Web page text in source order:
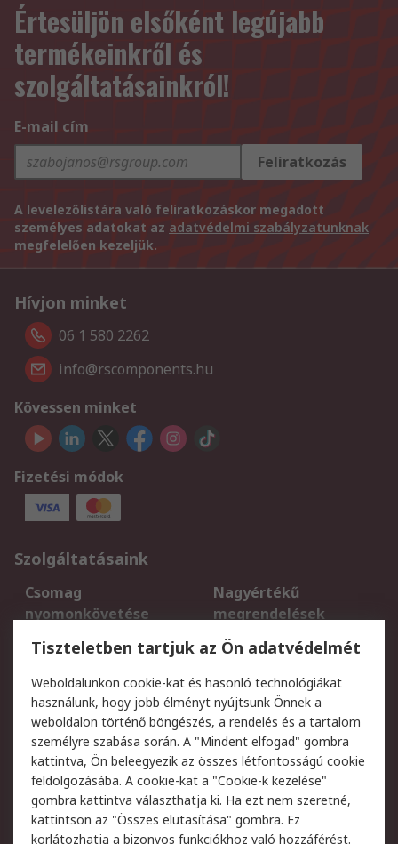
Értesüljön elsőként legújabb
termékeinkről és
szolgáltatásainkról!
E-mail cím
Feliratkozás
A levelezőlistára való feliratkozáskor megadott
személyes adatokat az adatvédelmi szabályzatunknak
megfelelően kezeljük.
Hívjon minket
06 1 580 2262
info@rscomponents.hu
Kövessen minket
Fizetési módok
Szolgáltatásaink
Csomag
nyomonkövetése
Nagyértékű
megrendelések
Regisztráció
Szállítás
Termékvisszaküldés
Szolgáltatások
Jogi
Adatvédelmi
szabályzat
Az RS értékesítési
feltételei
Cookie szabályzat
Email biztonság
Webhelyre vonatkozó
Weboldal felhasználói
Tiszteletben tartjuk az Ön adatvédelmét
Weboldalunkon cookie-kat és hasonló technológiákat
használunk, hogy jobb élményt nyújtsunk Önnek a
weboldalon történő böngészés, a rendelés és a tartalom
személyre szabása során. A "Mindent elfogad" gombra
kattintva, Ön beleegyezik az összes létfontosságú cookie
feldolgozásába. A cookie-kat a "Cookie-k kezelése"
gombra kattintva választhatja ki. Ha ezt nem szeretné,
kattintson az "Összes elutasítása" gombra. Ez
korlátozhatja a bizonyos funkciókhoz való hozzáférést.